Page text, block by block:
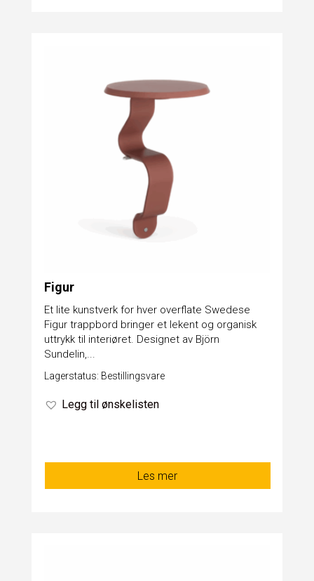
Figur
Et lite kunstverk for hver overflate Swedese
Figur trappbord bringer et lekent og organisk
uttrykk til interiøret. Designet av Björn
Sundelin,...
Lagerstatus: Bestillingsvare
Legg til ønskelisten
Les mer